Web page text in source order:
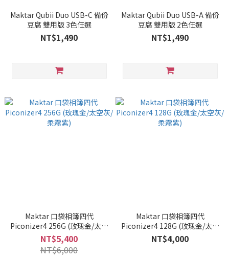
Maktar Qubii Duo USB-C 備份
豆腐 雙用版 3色任選
NT$1,490
Maktar Qubii Duo USB-A 備份
豆腐 雙用版 2色任選
NT$1,490
Maktar 口袋相簿四代
Piconizer4 256G (玫瑰金/太空
灰/柔霧紫)
NT$5,400
NT$6,000
Maktar 口袋相簿四代
Piconizer4 128G (玫瑰金/太空
灰/柔霧紫)
NT$4,000